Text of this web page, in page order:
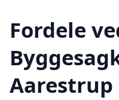
Fordele
Aarestrup